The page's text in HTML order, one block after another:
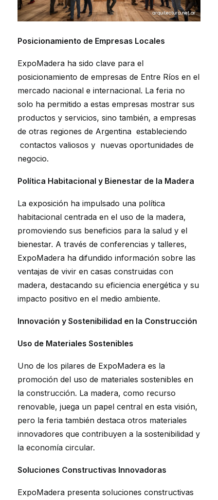
Posicionamiento de Empresas Locales
ExpoMadera ha sido clave para el
posicionamiento de empresas de Entre Ríos en el
mercado nacional e internacional. La feria no
solo ha permitido a estas empresas mostrar sus
productos y servicios, sino también, a empresas
de otras regiones de Argentina estableciendo
contactos valiosos y nuevas oportunidades de
negocio.
Política Habitacional y Bienestar de la Madera
La exposición ha impulsado una política
habitacional centrada en el uso de la madera,
promoviendo sus beneficios para la salud y el
bienestar. A través de conferencias y talleres,
ExpoMadera ha difundido información sobre las
ventajas de vivir en casas construidas con
madera, destacando su eficiencia energética y su
impacto positivo en el medio ambiente.
Innovación y Sostenibilidad en la Construcción
Uso de Materiales Sostenibles
Uno de los pilares de ExpoMadera es la
promoción del uso de materiales sostenibles en
la construcción. La madera, como recurso
renovable, juega un papel central en esta visión,
pero la feria también destaca otros materiales
innovadores que contribuyen a la sostenibilidad y
la economía circular.
Soluciones Constructivas Innovadoras
ExpoMadera presenta soluciones constructivas